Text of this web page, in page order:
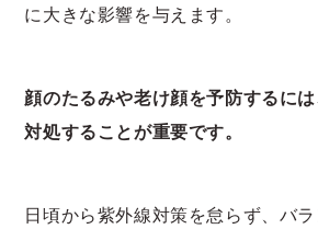
に大きな影響を与えます。
顔のたるみや老け顔を予防するに
対処することが重要です。
日頃から紫外線対策を怠らず、バ